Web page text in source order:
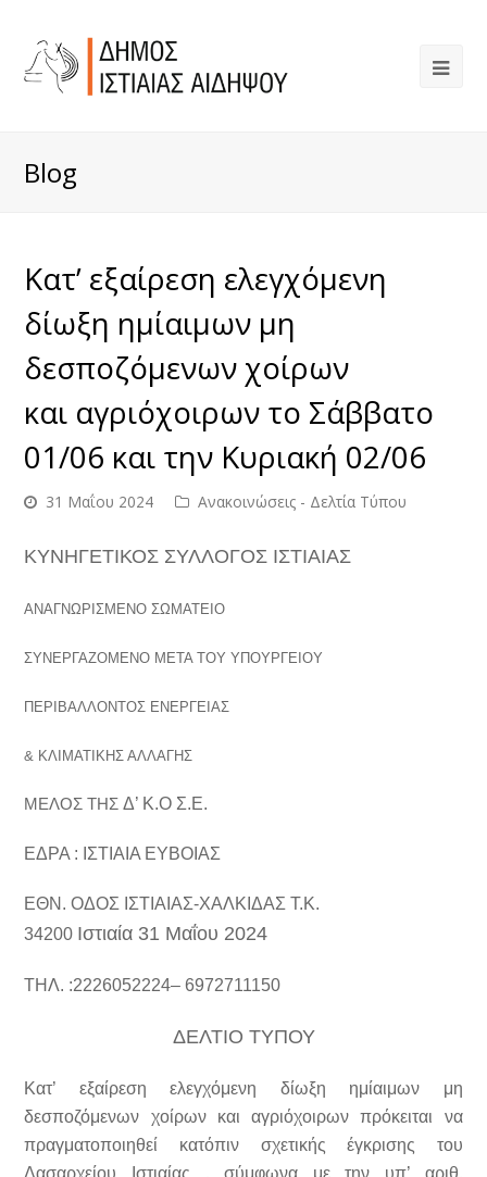
Blog
Κατ’ εξαίρεση ελεγχόμενη
δίωξη ημίαιμων μη
δεσποζόμενων χοίρων
και αγριόχοιρων το Σάββατο
01/06 και την Κυριακή 02/06
31 Μαΐου 2024 Ανακοινώσεις - Δελτία Τύπου
KΥΝΗΓΕΤΙΚΟΣ ΣΥΛΛΟΓΟΣ ΙΣΤΙΑΙΑΣ
ΑΝΑΓΝΩΡΙΣΜΕΝΟ ΣΩΜΑΤΕΙΟ
ΣΥΝΕΡΓΑΖΟΜΕΝΟ ΜΕΤΑ ΤΟΥ ΥΠΟΥΡΓΕΙΟΥ
ΠΕΡΙΒΑΛΛΟΝΤΟΣ ΕΝΕΡΓΕΙΑΣ
& ΚΛΙΜΑΤΙΚΗΣ ΑΛΛΑΓΗΣ
ΜΕΛΟΣ ΤΗΣΔ’ Κ.Ο Σ.Ε.
ΕΔΡΑ : ΙΣΤΙΑΙΑ ΕΥΒΟΙΑΣ
ΕΘΝ. ΟΔΟΣ ΙΣΤΙΑΙΑΣ-ΧΑΛΚΙΔΑΣ Τ.Κ.
34200 Ιστιαία 31 Μαΐου 2024
ΤΗΛ. :2226052224– 6972711150
ΔΕΛΤΙΟ ΤΥΠΟΥ
Κατ’ εξαίρεση ελεγχόμενη δίωξη ημίαιμων μη
δεσποζόμενων χοίρων καιαγριόχοιρων πρόκειται να
πραγματοποιηθεί κατόπιν σχετικής έγκρισης του
Δασαρχείου Ιστιαίας , σύμφωνα με την υπ’ αριθ.